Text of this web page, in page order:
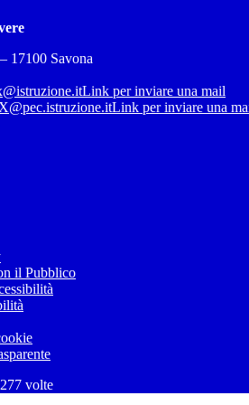
17100 Savona
Link per inviare una mail
Link per inviare una
il Pubblico
277 volte